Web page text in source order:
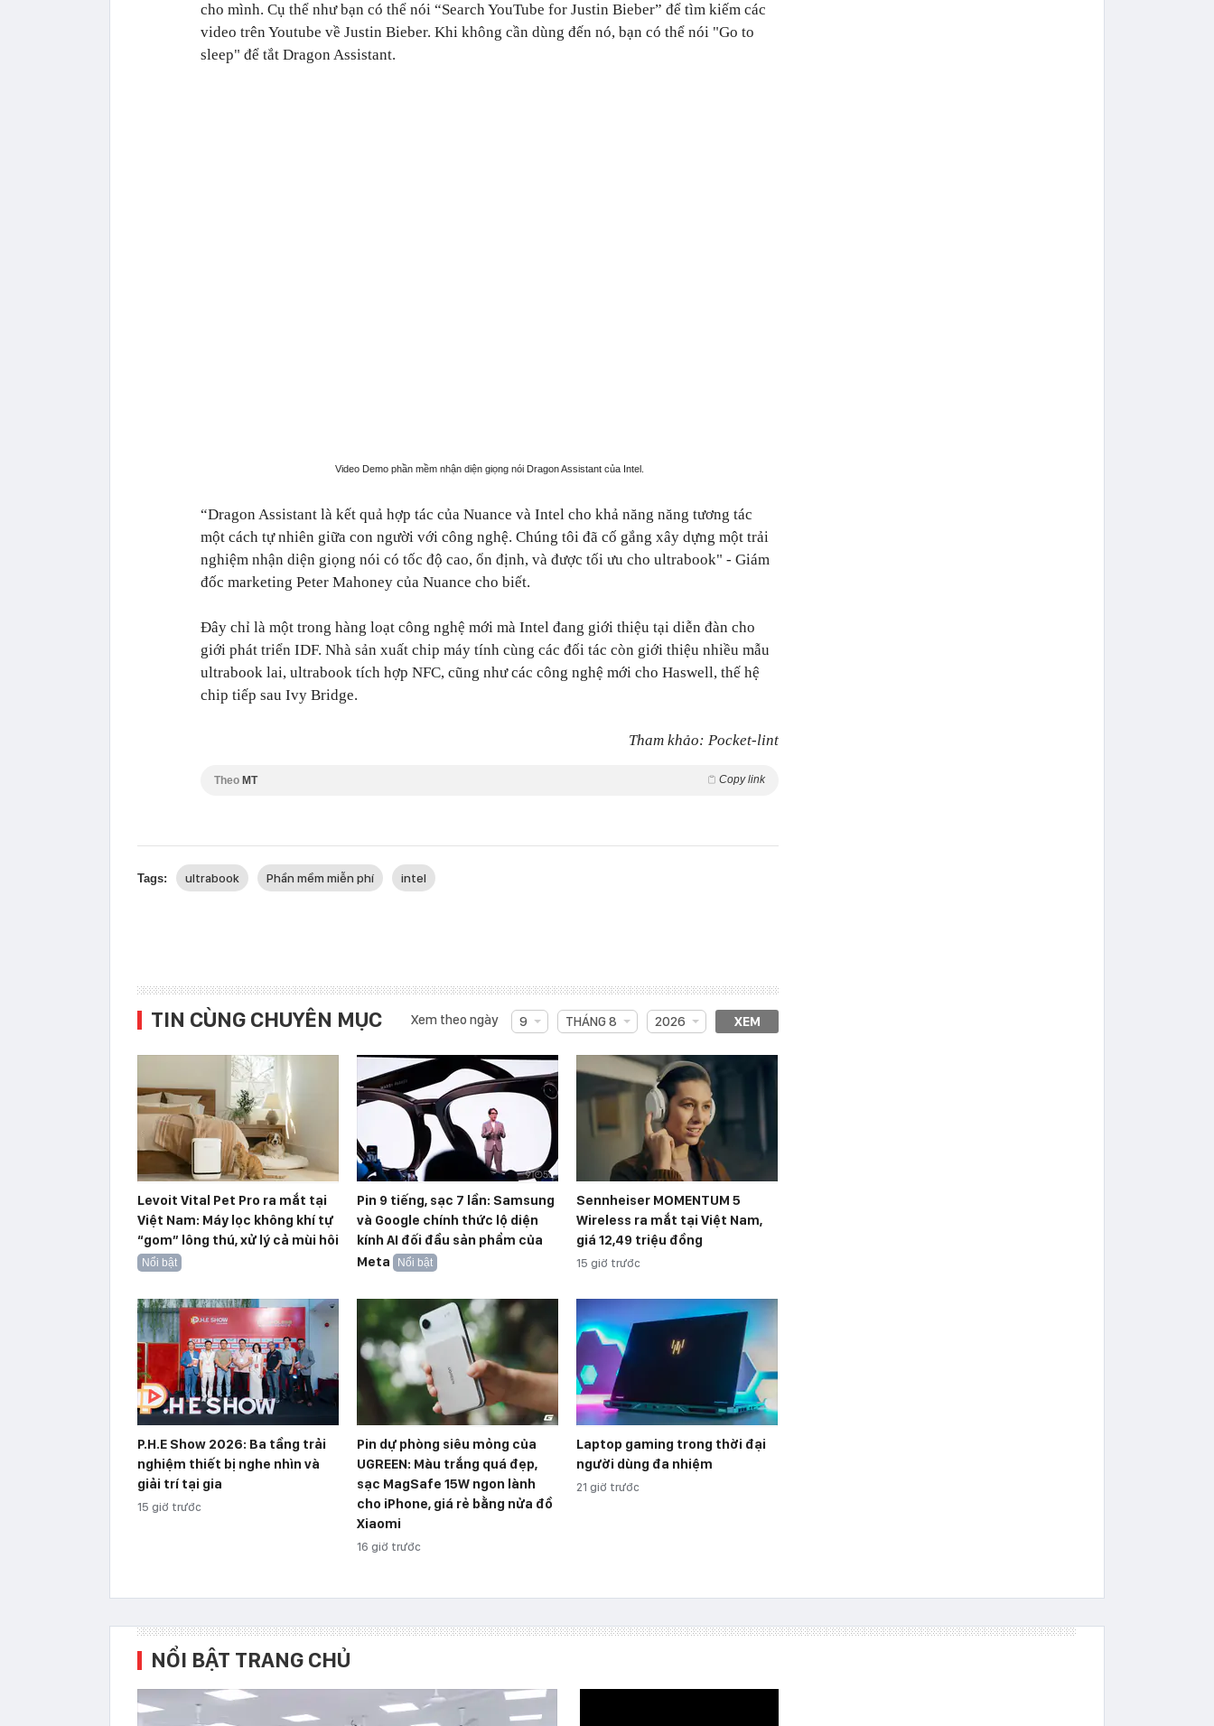
cho mình. Cụ thể như bạn có thể nói “Search YouTube for Justin Bieber” để tìm kiếm các
video trên Youtube về Justin Bieber. Khi không cần dùng đến nó, bạn có thể nói "Go to
sleep" để tắt Dragon Assistant.
Video Demo phần mềm nhận diện giọng nói Dragon Assistant của Intel.
“Dragon Assistant là kết quả hợp tác của Nuance và Intel cho khả năng năng tương tác
một cách tự nhiên giữa con người với công nghệ. Chúng tôi đã cố gắng xây dựng một trải
nghiệm nhận diện giọng nói có tốc độ cao, ổn định, và được tối ưu cho ultrabook" - Giám
đốc marketing Peter Mahoney của Nuance cho biết.
Đây chỉ là một trong hàng loạt công nghệ mới mà Intel đang giới thiệu tại diễn đàn cho
giới phát triển IDF. Nhà sản xuất chip máy tính cùng các đối tác còn giới thiệu nhiều mẫu
ultrabook lai, ultrabook tích hợp NFC, cũng như các công nghệ mới cho Haswell, thế hệ
chip tiếp sau Ivy Bridge.
Tham khảo: Pocket-lint
Theo MT Copy link
Tags: ultrabook Phần mềm miễn phí intel
TIN CÙNG CHUYÊN MỤC Xem theo ngày 9 THÁNG 8 2026 XEM
Levoit Vital Pet Pro ra mắt tại
Việt Nam: Máy lọc không khí tự
“gom” lông thú, xử lý cả mùi hôi
Nổi bật
Pin 9 tiếng, sạc 7 lần: Samsung
và Google chính thức lộ diện
kính AI đối đầu sản phẩm của
Meta
Nổi bật
Sennheiser MOMENTUM 5
Wireless ra mắt tại Việt Nam,
giá 12,49 triệu đồng
15 giờ trước
P.H.E Show 2026: Ba tầng trải
nghiệm thiết bị nghe nhìn và
giải trí tại gia
15 giờ trước
Pin dự phòng siêu mỏng của
UGREEN: Màu trắng quá đẹp,
sạc MagSafe 15W ngon lành
cho iPhone, giá rẻ bằng nửa đồ
Xiaomi
16 giờ trước
Laptop gaming trong thời đại
người dùng đa nhiệm
21 giờ trước
NỔI BẬT TRANG CHỦ